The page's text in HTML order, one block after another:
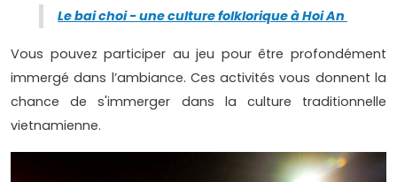
Le bai choi - une culture folklorique à Hoi An
Vous pouvez participer au jeu pour être profondément
immergé dans l’ambiance. Ces activités vous donnent la
chance de s'immerger dans la culture traditionnelle
vietnamienne.